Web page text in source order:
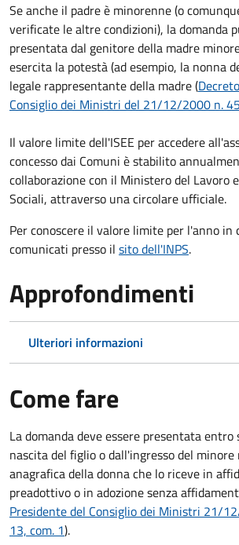
Se anche il padre è minorenne (o
verificate le altre condizioni), la domanda
presentata dal genitore della madre
esercita la potestà (ad esempio, la nonna
legale rappresentante della madre (
Consiglio dei Ministri del 21/12/2000 n.
Il valore limite dell'ISEE per accedere
concesso dai Comuni è stabilito
collaborazione con il Ministero del Lavoro
Sociali, attraverso una circolare ufficiale.
Per conoscere il valore limite per l'anno in
comunicati presso il sito dell'INPS.
Approfondimenti
Ulteriori informazioni
Come fare
La domanda deve essere presentataentro
nascita del figlio o dall'ingresso del
anagrafica della donna che lo riceve in
preadottivo o in adozione senza
Presidente del Consiglio dei Ministri 21/
13, com. 1).